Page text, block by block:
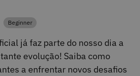
Category
Beginner
já faz parte do nosso dia a
evolução! Saiba como
a enfrentar novos desafios